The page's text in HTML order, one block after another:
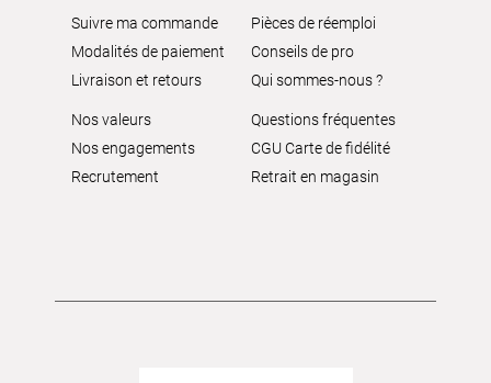
Suivre ma commande
Modalités de paiement
Livraison et retours
Pièces de réemploi
Conseils de pro
Qui sommes-nous ?
Nos valeurs
Nos engagements
Recrutement
Questions fréquentes
CGU Carte de fidélité
Retrait en magasin